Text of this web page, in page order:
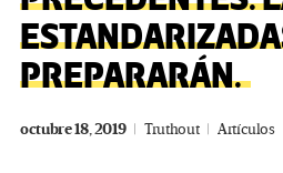
PREPARARÁN.
octubre 18, 2019 Truthout Artículos